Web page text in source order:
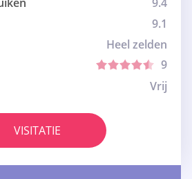
9.1
Heel zelden
9
Vrij
VISITATIE